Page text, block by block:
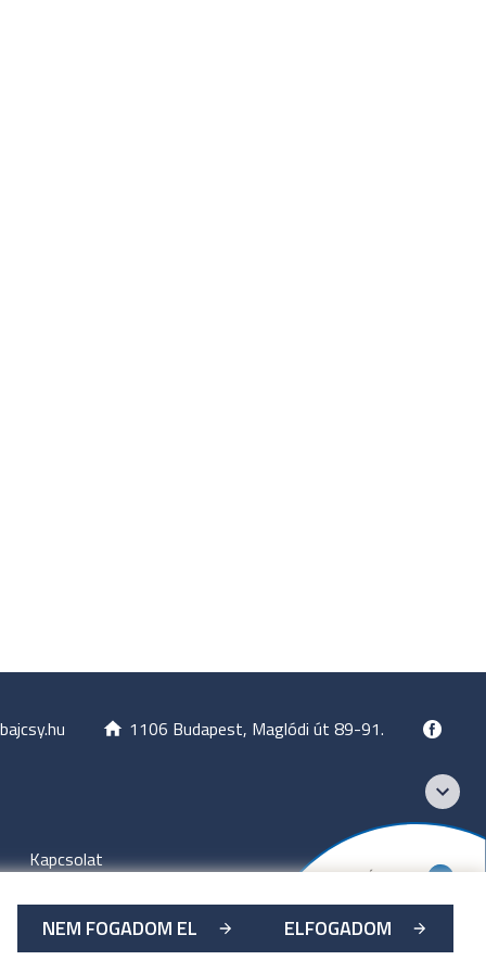
NEM FOGADOM EL ELFOGADOM
1106 Budapest, Maglódi út 89-91.
Kapcsolat
2026